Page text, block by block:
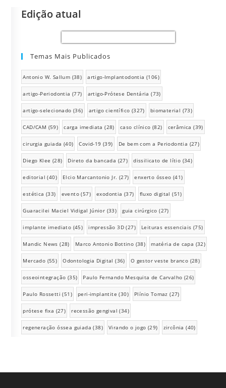
Edição atual
Temas Mais Publicados
Antonio W. Sallum (38) artigo-Implantodontia (106)
artigo-Periodontia (77) artigo-Prótese Dentária (73)
artigo-selecionado (36) artigo científico (327) biomaterial (73)
CAD/CAM (59) carga imediata (28) caso clínico (82) cerâmica (39)
cirurgia guiada (40) Covid-19 (39) De bem com a Periodontia (27)
Diego Klee (28) Direto da bancada (27) dissilicato de lítio (34)
editorial (40) Elcio Marcantonio Jr. (27) enxerto ósseo (41)
estética (33) evento (57) exodontia (37) fluxo digital (51)
Guaracilei Maciel Vidigal Júnior (33) guia cirúrgico (27)
implante imediato (45) impressão 3D (27) Leituras essenciais (75)
Mandic News (28) Marco Antonio Bottino (38) matéria de capa (32)
Mercado (55) Odontologia Digital (36) O gestor veste branco (28)
osseointegração (35) Paulo Fernando Mesquita de Carvalho (26)
Paulo Rossetti (51) peri-implantite (30) Plínio Tomaz (27)
prótese fixa (27) recessão gengival (34)
regeneração óssea guiada (38) Virando o jogo (29) zircônia (40)